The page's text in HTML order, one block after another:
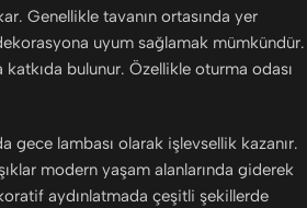
Genellikle tavanın ortasında yer
uyum sağlamak mümkündür.
bulunur. Özellikle oturma odası
gece lambası olarak işlevsellik kazanır.
modern yaşam alanlarında giderek
aydınlatmada çeşitli şekillerde